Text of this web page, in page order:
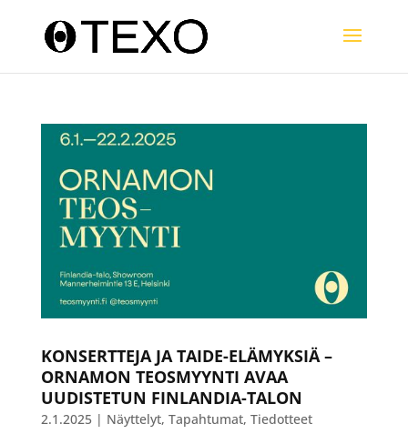
KONSERTTEJA JA TAIDE-ELÄMYKSIÄ –
ORNAMON TEOSMYYNTI AVAA
UUDISTETUN FINLANDIA-TALON
2.1.2025| Näyttelyt, Tapahtumat, Tiedotteet